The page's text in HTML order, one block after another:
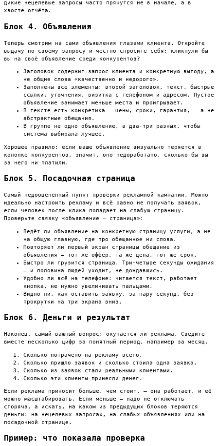
дикие нецелевые запросы часто прячутся не в начале, а в
хвосте отчёта.
Блок 4. Объявления
Теперь смотрим на сами объявления глазами клиента. Откройте
выдачу по своему запросу и честно спросите себя: кликнули бы
вы на своё объявление среди конкурентов?
Заголовок содержит запрос клиента и конкретную выгоду, а
не общие слова «качественно и недорого».
Заполнены все элементы: второй заголовок, текст, быстрые
ссылки, уточнения, визитка с телефоном и адресом. Пустое
объявление занимает меньше места и проигрывает.
В тексте есть конкретика — цены, сроки, гарантия, — а не
абстрактные обещания.
В группе не одно объявление, а два-три разных, чтобы
система выбирала лучшее.
Хорошее правило: если ваше объявление визуально теряется в
колонке конкурентов, значит, оно недоработано, сколько бы вы
за него ни платили.
Блок 5. Посадочная страница
Самый недооценённый пункт проверки рекламной кампании. Можно
идеально настроить рекламу и всё равно не получать заявок,
если человек после клика попадает на слабую страницу.
Проверьте связку «объявление — страница»:
Ведёт ли объявление на конкретную страницу услуги, а не
на общую главную, где про обещанное ни слова.
Повторяет ли первый экран страницы обещание из
объявления — тот же оффер, та же цена, тот же срок.
Быстро ли грузится страница. Три-четыре секунды ожидания
— и половина людей уходит, не дождавшись.
Удобно ли всё на телефоне: читается текст, работает
кнопка, не нужно увеличивать пальцами.
Видно ли, как оставить заявку, за пару секунд, без
прокрутки на три экрана вниз.
Блок 6. Деньги и результат
Наконец, самый важный вопрос: окупается ли реклама. Сведите
вместе несколько цифр за понятный период, например за месяц.
Сколько потрачено на рекламу всего.
Сколько пришло заявок и сколько стоила одна заявка.
Сколько из заявок стали реальными клиентами.
Сколько эти клиенты принесли денег.
Если реклама приносит больше, чем стоит, — она работает, и её
можно масштабировать. Если меньше — надо не отключать
сгоряча, а искать, на каком из предыдущих блоков теряются
деньги: на нецелевых запросах, на слабых объявлениях или на
посадочной странице.
Пример: что показала проверка